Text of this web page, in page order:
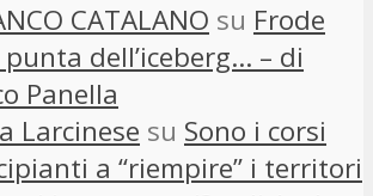
CATALANO su Frode
dell’iceberg… – di
Panella
Larcinese su Sono i corsi
a “riempire” i territori